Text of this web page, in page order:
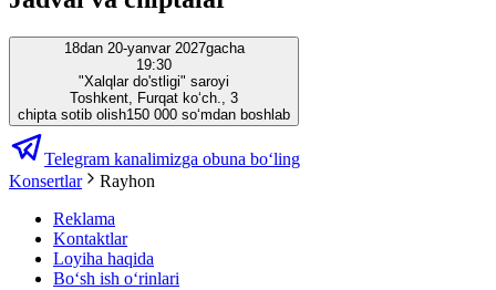
18dan 20-yanvar 2027gacha
19:30
"Xalqlar do'stligi" saroyi
Toshkent, Furqat ko‘ch., 3
chipta sotib olish150 000 so‘mdan boshlab
Telegram kanalimizga obuna bo‘ling
Konsertlar
Rayhon
Reklama
Kontaktlar
Loyiha haqida
Bo‘sh ish o‘rinlari